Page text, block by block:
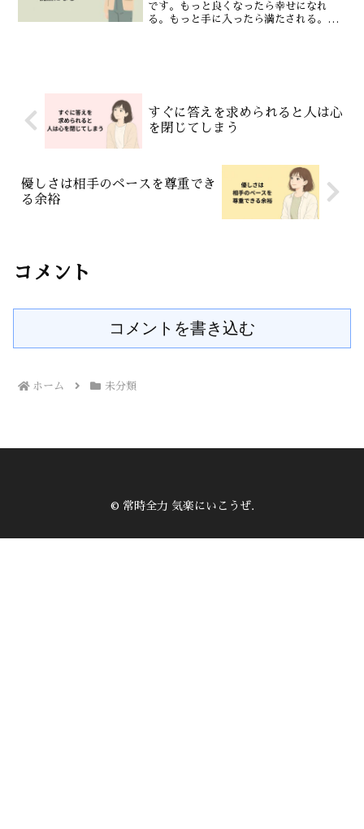
です。もっと良くなったら幸せになれ
る。もっと手に入ったら満たされる。そ
すぐに答えを求められると人は心
を閉じてしまう
優しさは相手のペースを尊重でき
る余裕
コメント
コメントを書き込む
ホーム 未分類
© 常時全力 気楽にいこうぜ.